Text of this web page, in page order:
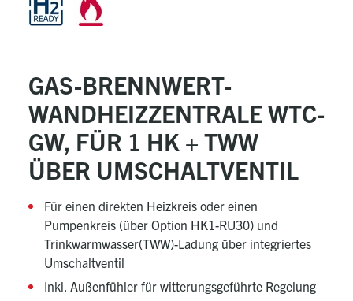
GAS-BRENNWERT-
WANDHEIZZENTRALE WTC-
GW, FÜR 1 HK + TWW
ÜBER UMSCHALTVENTIL
Für einen direkten Heizkreis oder einen
Pumpenkreis (über Option HK1-RU30) und
Trinkwarmwasser(TWW)-Ladung über integriertes
Umschaltventil
Inkl. Außenfühler für witterungsgeführte Regelung